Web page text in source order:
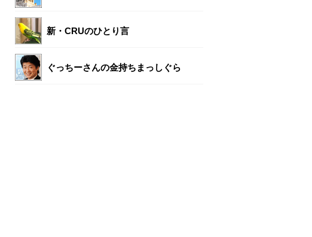
新・CRUのひとり言
ぐっちーさんの金持ちまっしぐら